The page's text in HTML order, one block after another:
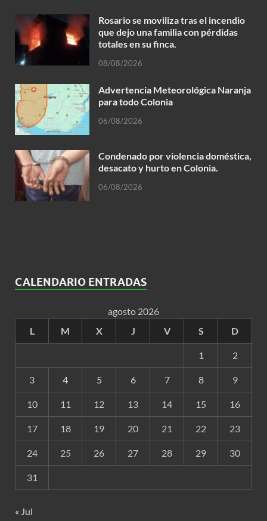
Rosario se moviliza tras el incendio
que dejo una familia con pérdidas
totales en su finca.
08/08/2026
Advertencia Meteorológica Naranja
para todo Colonia
06/08/2026
Condenado por violencia doméstica,
desacato y hurto en Colonia.
06/08/2026
CALENDARIO ENTRADAS
agosto 2026
L
M X J V S D
1 2
3 4 5 6 7 8 9
10 11 12 13 14 15 16
17 18 19 20 21 22 23
24 25 26 27 28 29 30
31
« Jul